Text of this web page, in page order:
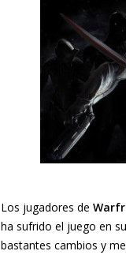
Los jugadores de
ha sufrido el juego en
bastantes cambios y